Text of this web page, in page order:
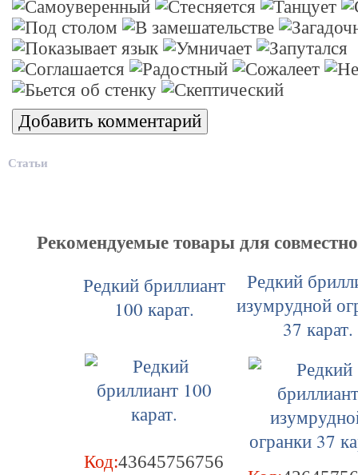
Статьи
Рекомендуемые товары для
Редкий бриллиант
100 карат.
Код:43645756756
Редкий
изумрудной
37 карат.